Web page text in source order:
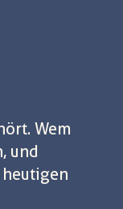
Wem
und